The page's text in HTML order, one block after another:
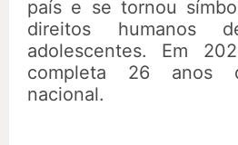
país e se tornou
direitos humanos
adolescentes. Em
completa 26 anos
nacional.